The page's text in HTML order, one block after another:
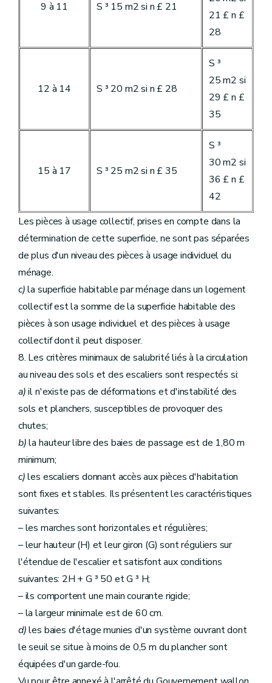
9 à 11 S ³ 15 m2 si n £ 21
21 £ n £
28
12 à 14 S ³ 20 m2 si n £ 28
S ³
25 m2 si
29 £ n £
35
15 à 17 S ³ 25 m2 si n £ 35
S ³
30 m2 si
36 £ n £
42
Les pièces à usage collectif, prises en compte dans la
détermination de cette superficie, ne sont pas séparées
de plus d'un niveau des pièces à usage individuel du
ménage.
c)la superficie habitable par ménage dans un logement
collectif est la somme de la superficie habitable des
pièces à son usage individuel et des pièces à usage
collectif dont il peut disposer.
8. Les critères minimaux de salubrité liés à la circulation
au niveau des sols et des escaliers sont respectés si:
a)il n'existe pas de déformations et d'instabilité des
sols et planchers, susceptibles de provoquer des
chutes;
b)la hauteur libre des baies de passage est de 1,80 m
minimum;
c)les escaliers donnant accès aux pièces d'habitation
sont fixes et stables. Ils présentent les caractéristiques
suivantes:
– les marches sont horizontales et régulières;
– leur hauteur (H) et leur giron (G) sont réguliers sur
l'étendue de l'escalier et satisfont aux conditions
suivantes: 2H + G ³ 50 et G ³ H;
– ils comportent une main courante rigide;
– la largeur minimale est de 60 cm.
d)les baies d'étage munies d'un système ouvrant dont
le seuil se situe à moins de 0,5 m du plancher sont
équipées d'un garde-fou.